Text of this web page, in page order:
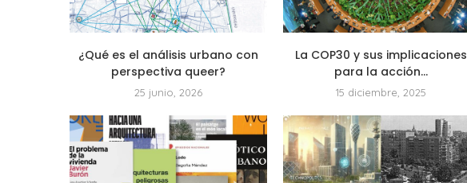
¿Qué es el análisis urbano con
perspectiva queer?
25 junio, 2026
La COP30 y sus implicaciones
para la acción...
15 diciembre, 2025